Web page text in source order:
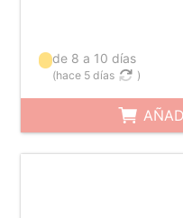
de 8 a 10 días
(hace 5 días )